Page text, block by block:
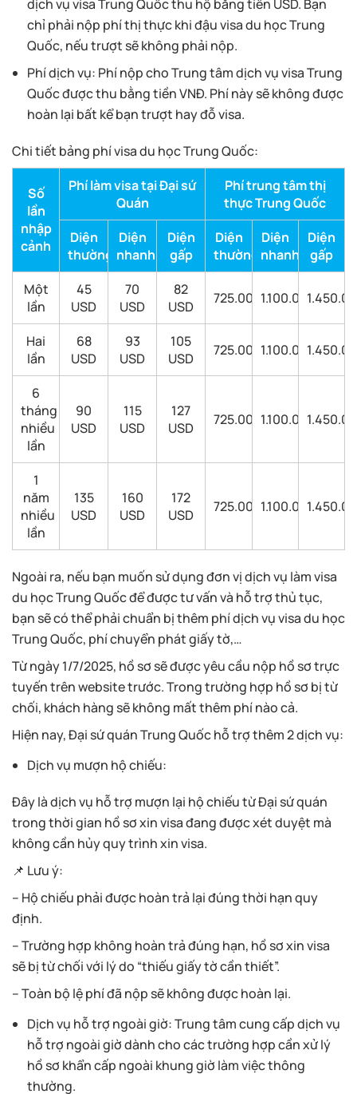
dịch vụ visa Trung Quốc thu hộ bằng tiền USD. Bạn
chỉ phải nộp phí thị thực khi đậu visa du học Trung
Quốc, nếu trượt sẽ không phải nộp.
Phí dịch vụ: Phí nộp cho Trung tâm dịch vụ visa Trung
Quốc được thu bằng tiền VNĐ. Phí này sẽ không được
hoàn lại bất kể bạn trượt hay đỗ visa.
Chi tiết bảng phí visa du học Trung Quốc:
Số
lần
nhập
cảnh
Phí làm visa tại Đại sứ
Quán
Phí trung tâm thị
thực Trung Quốc
Diện
thường
Diện
nhanh
Diện
gấp
Diện
thường
Diện
nhanh
Diện
gấp
Một
lần
45
USD
70
USD
82
USD
725.000 1.100.000
Hai
lần
68
USD
93
USD
105
USD
725.000 1.100.000
6
tháng
nhiều
lần
90
USD
115
USD
127
USD
725.000 1.100.000
1
năm
nhiều
lần
135
USD
160
USD
172
USD
725.000 1.100.000
Ngoài ra, nếu bạn muốn sử dụng đơn vị dịch vụ làm visa
du học Trung Quốc để được tư vấn và hỗ trợ thủ tục,
bạn sẽ có thể phải chuẩn bị thêm phí dịch vụ visa du học
Trung Quốc, phí chuyển phát giấy tờ,…
Từ ngày 1/7/2025, hồ sơ sẽ được yêu cầu nộp hồ sơ trực
tuyến trên website trước. Trong trường hợp hồ sơ bị từ
chối, khách hàng sẽ không mất thêm phí nào cả.
Hiện nay, Đại sứ quán Trung Quốc hỗ trợ thêm 2 dịch vụ:
Dịch vụ mượn hộ chiếu:
Đây là dịch vụ hỗ trợ mượn lại hộ chiếu từ Đại sứ quán
trong thời gian hồ sơ xin visa đang được xét duyệt mà
không cần hủy quy trình xin visa.
📌 Lưu ý:
– Hộ chiếu phải được hoàn trả lại đúng thời hạn quy
định.
– Trường hợp không hoàn trả đúng hạn, hồ sơ xin visa
sẽ bị từ chối với lý do “thiếu giấy tờ cần thiết”.
– Toàn bộ lệ phí đã nộp sẽ không được hoàn lại.
Dịch vụ hỗ trợ ngoài giờ: Trung tâm cung cấp dịch vụ
hỗ trợ ngoài giờ dành cho các trường hợp cần xử lý
hồ sơ khẩn cấp ngoài khung giờ làm việc thông
thường.